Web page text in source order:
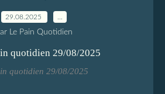
29.08.2025
Le Pain Quotidien
quotidien 29/08/2025